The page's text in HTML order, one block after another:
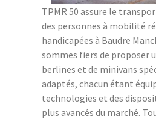
TPMR 50 assure le
des personnes à mobilité
handicapées à Baudre
sommes fiers de proposer
berlines et de minivans
adaptés, chacun étant
technologies et des
plus avancés du marché.